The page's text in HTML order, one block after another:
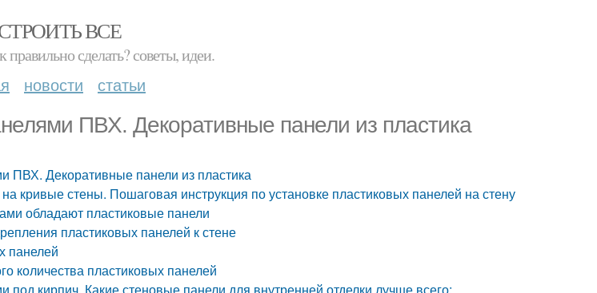
ВСЕ
правильно сделать? советы, идеи.
новости статьи
ПВХ. Декоративные панели из пластика
ПВХ. Декоративные панели из пластика
кривые стены. Пошаговая инструкция по установке пластиковых панелей на стену
обладают пластиковые панели
пластиковых панелей к стене
панелей
количества пластиковых панелей